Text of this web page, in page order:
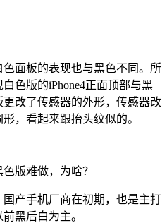
面板的表现也与黑色不同。所
色版的iPhone4正面顶部与黑
改了传感器的外形，传感器改
，看起来跟抬头纹似的。
产手机厂商在初期，也是主打
黑后白为主。